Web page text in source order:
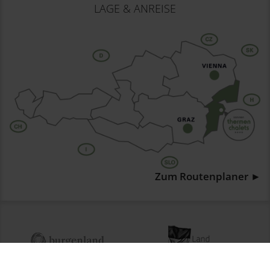
LAGE & ANREISE
Zum Routenplaner ►